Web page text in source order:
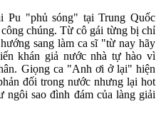
Pu "phủ sóng" tại Trung Quốc
chúng. Từ cô gái từng bị chỉ
sang làm ca sĩ "từ nay hãy
khán giả nước nhà tự hào vì
Giọng ca "Anh ơi ở lại" hiện
đối trong nước nhưng lại hot
sao đình đám của làng giải